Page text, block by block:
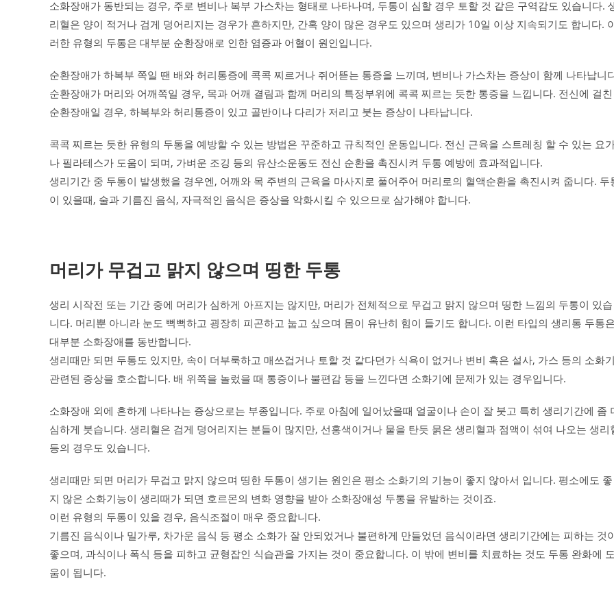
소화장애가 동반되는 경우, 주로 변비나 복부 가스차는 형태로 나타나며, 두통이 심할 경우 토할 것 같은 구역감도 있습니다.
리혈은 양이 적거나 검게 덩어리지는 경우가 흔하지만, 간혹 양이 많은 경우도 있으며 생리가 10일 이상 지속되기도 합니다.
러한 유형의 두통은 대부분 순환장애로 인한 염증과 어혈이 원인입니다.
순환장애가 하복부 쪽일 땐 배와 허리통증에 콕콕 찌르거나 쥐어뜯는 통증을 느끼며, 변비나 가스차는 증상이 함께 나타납니
순환장애가 머리와 어깨쪽일 경우, 목과 어깨 결림과 함께 머리의 특정부위에 콕콕 찌르는 듯한 통증을 느낍니다. 전신에 걸친
순환장애일 경우, 하복부와 허리통증이 있고 골반이나 다리가 저리고 붓는 증상이 나타납니다.
콕콕 찌르는 듯한 유형의 두통을 예방할 수 있는 방법은 꾸준하고 규칙적인 운동입니다. 전신 근육을 스트레칭 할 수 있는 요
나 필라테스가 도움이 되며, 가벼운 조깅 등의 유산소운동도 전신 순환을 촉진시켜 두통 예방에 효과적입니다.
생리기간 중 두통이 발생했을 경우엔, 어깨와 목 주변의 근육을 마사지로 풀어주어 머리로의 혈액순환을 촉진시켜 줍니다. 두
이 있을때, 술과 기름진 음식, 자극적인 음식은 증상을 악화시킬 수 있으므로 삼가해야 합니다.
머리가 무겁고 맑지 않으며 띵한 두통
생리 시작전 또는 기간 중에 머리가 심하게 아프지는 않지만, 머리가 전체적으로 무겁고 맑지 않으며 띵한 느낌의 두통이 있습
니다. 머리뿐 아니라 눈도 뻑뻑하고 굉장히 피곤하고 눕고 싶으며 몸이 유난히 힘이 들기도 합니다. 이런 타입의 생리통 두통은
대부분 소화장애를 동반합니다.
생리때만 되면 두통도 있지만, 속이 더부룩하고 매쓰겁거나 토할 것 같다던가 식욕이 없거나 변비 혹은 설사, 가스 등의 소화기
관련된 증상을 호소합니다. 배 위쪽을 놀렀을 때 통증이나 불편감 등을 느낀다면 소화기에 문제가 있는 경우입니다.
소화장애 외에 흔하게 나타나는 증상으로는 부종입니다. 주로 아침에 일어났을때 얼굴이나 손이 잘 붓고 특히 생리기간에 좀
심하게 붓습니다. 생리혈은 검게 덩어리지는 분들이 많지만, 선홍색이거나 물을 탄듯 묽은 생리혈과 점액이 섞여 나오는 생리
등의 경우도 있습니다.
생리때만 되면 머리가 무겁고 맑지 않으며 띵한 두통이 생기는 원인은 평소 소화기의 기능이 좋지 않아서 입니다. 평소에도 좋
지 않은 소화기능이 생리때가 되면 호르몬의 변화 영향을 받아 소화장애성 두통을 유발하는 것이죠.
이런 유형의 두통이 있을 경우, 음식조절이 매우 중요합니다.
기름진 음식이나 밀가루, 차가운 음식 등 평소 소화가 잘 안되었거나 불편하게 만들었던 음식이라면 생리기간에는 피하는 것
좋으며, 과식이나 폭식 등을 피하고 균형잡인 식습관을 가지는 것이 중요합니다. 이 밖에 변비를 치료하는 것도 두통 완화에 도
움이 됩니다.